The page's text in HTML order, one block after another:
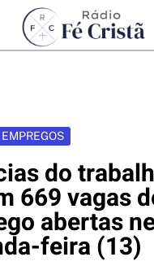
do
669 vagas
abertas
feira (13)